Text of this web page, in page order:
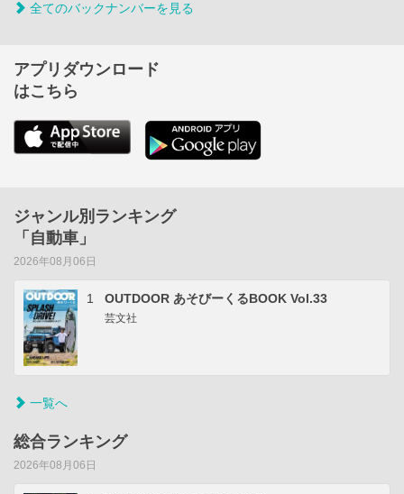
全てのバックナンバーを見る
アプリダウンロード
はこちら
ジャンル別ランキング
「自動車」
2026年08月06日
1 OUTDOOR あそびーくるBOOK Vol.33
芸文社
一覧へ
総合ランキング
2026年08月06日